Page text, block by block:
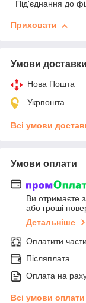
Під'єднання до
Приховати
Умови доставки
Нова Пошта
Укрпошта
Всі умови
Умови оплати
Ви отримаєте
або гроші
Детальніше
Оплатити
Післяплата
Оплата на
Всі умови оплати